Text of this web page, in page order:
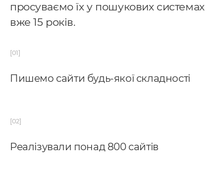
просуваємо їх у пошукових системах
вже 15 років.
Пишемо сайти будь-якої складності
Реалізували понад 800 сайтів